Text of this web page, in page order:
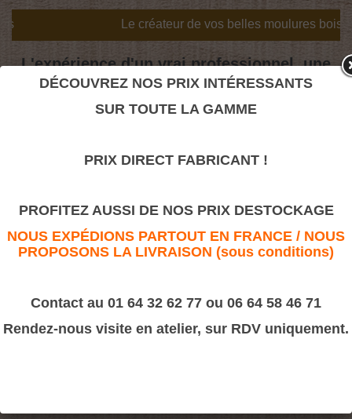
L'expérience d'un vrai professionnel, une
valeur sûre.
Corniches Bois>Louis Philippe
DÉCOUVREZ NOS PRIX INTÉRESSANTS
SUR TOUTE LA GAMME
PRIX DIRECT FABRICANT !
PROFITEZ AUSSI DE NOS PRIX DESTOCKAGE
NOUS EXPÉDIONS PARTOUT EN FRANCE / NOUS
PROPOSONS LA LIVRAISON (sous conditions)
Contact au 01 64 32 62 77 ou 06 64 58 46 71
Rendez-nous visite en atelier, sur RDV uniquement.